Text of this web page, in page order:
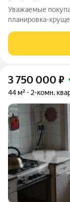
Уважаемые
планировка-
Развитая
общественного
3 750 000 ₽
44 м² 2-комн.